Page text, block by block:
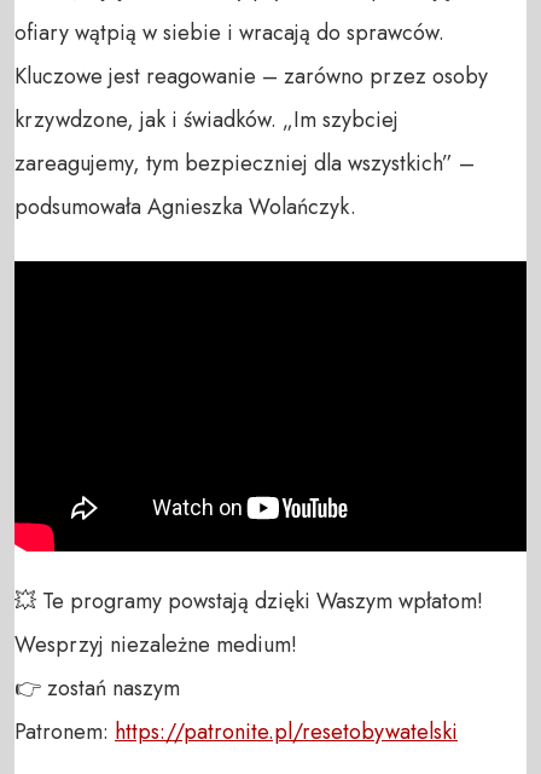
ofiary wątpią w siebie i wracają do sprawców.
Kluczowe jest reagowanie – zarówno przez osoby
krzywdzone, jak i świadków. „Im szybciej
zareagujemy, tym bezpieczniej dla wszystkich” –
podsumowała Agnieszka Wolańczyk.
💥 Te programy powstają dzięki Waszym wpłatom!
Wesprzyj niezależne medium!
👉 zostań naszym
Patronem: https://patronite.pl/resetobywatelski